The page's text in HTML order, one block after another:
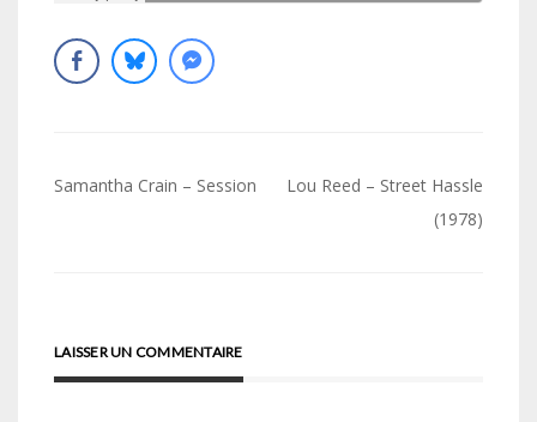
Navigation
Samantha Crain – Session
Lou Reed – Street Hassle
(1978)
LAISSER UN COMMENTAIRE